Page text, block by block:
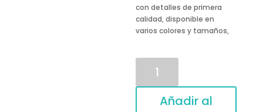
con detalles de primera
calidad, disponible en
varios colores y tamaños,
personalizada
4
cantidadAñadir al